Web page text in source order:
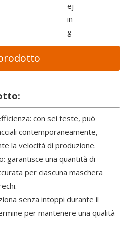
ej
in
g
con sei teste, può
contemporaneamente,
la velocità di produzione.
garantisce una quantità di
per ciascuna maschera
senza intoppi durante il
per mantenere una qualità